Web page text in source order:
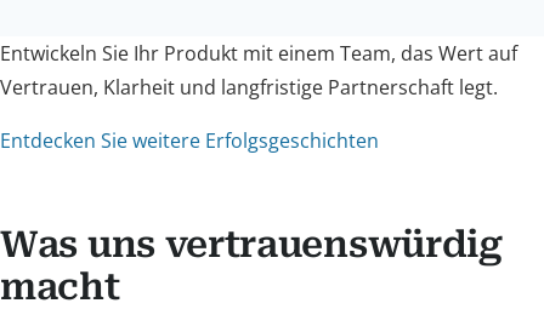
Entwickeln Sie Ihr Produkt mit einem Team, das Wert auf
Vertrauen, Klarheit und langfristige Partnerschaft legt.
Entdecken Sie weitere Erfolgsgeschichten
Was uns vertrauenswürdig
macht